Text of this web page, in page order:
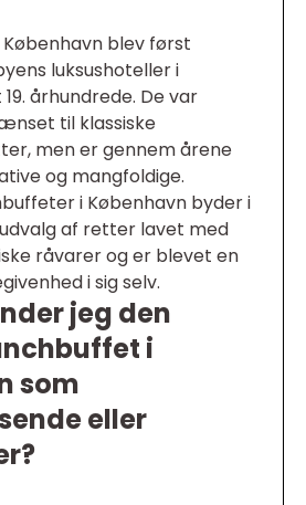
blev først
luksushoteller i
århundrede. De var
til klassiske
men er gennem årene
og mangfoldige.
i København byder i
af retter lavet med
råvarer og er blevet en
i sig selv.
jeg den
i
som
eller